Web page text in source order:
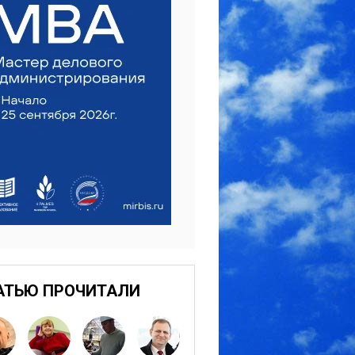
ПРОЧИТАЛИ